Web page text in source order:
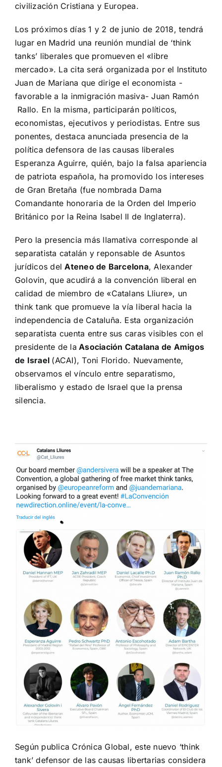
civilización Cristiana y Europea.
Los próximos días 1 y 2 de junio de 2018, tendrá
lugar en Madrid una reunión mundial de ‘think
tanks’ liberales que promueven el «libre
mercado». La cita será organizada por el Instituto
Juan de Mariana que dirige el economista -
favorable a la inmigración masiva- Juan Ramón
Rallo. En la misma, participarán políticos,
economistas, ejecutivos y periodistas. Entre sus
ponentes, destaca anunciada presencia de la
política defensora de las causas liberales
Esperanza Aguirre, quién, bajo la falsa apariencia
de patriota española, ha promovido los intereses
de Gran Bretaña (fue nombrada Dama
Comandante honoraria de la Orden del Imperio
Británico por la Reina Isabel II de Inglaterra).
Pero la presencia más llamativa corresponde al
separatista catalán y reponsable de Asuntos
jurídicos delAteneo de Barcelona, Alexander
Golovin, que acudirá a la convención liberal en
calidad de miembro de «Catalans Lliure», un
think tank que promueve la vía liberal hacia la
independencia de Cataluña. Esta organización
separatista cuenta entre sus caras visibles con el
presidente de la Asociación Catalana de Amigos
de Israel (ACAI), Toni Florido. Nuevamente,
observamos el vínculo entre separatismo,
liberalismo y estado de Israel que la prensa
silencia.
Según publica Crónica Global, este nuevo ‘think
tank’ defensor de las causas libertarias considera